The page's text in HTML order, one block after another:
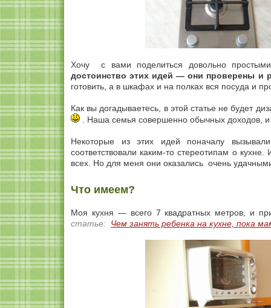
Хочу с вами поделиться довольно
достоинство этих идей — они проверены и
готовить, а в шкафах и на полках вся посуда и
Как вы догадываетесь, в этой статье не будет
. Наша семья совершенно обычных доходов,
Некоторые из этих идей поначалу
соответствовали каким-то стереотипам о
всех. Но для меня они оказались очень
Что имеем?
Моя кухня — всего 7 квадратных метров, и
статье:
Чем занять ребенка на кухне, пока